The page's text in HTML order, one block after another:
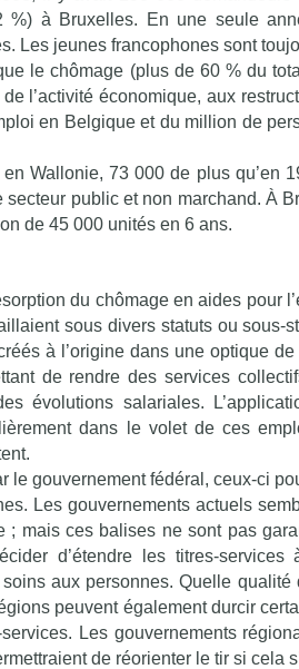
à Bruxelles. En une seule
Les jeunes francophones sont
le chômage (plus de 60 % du
l’activité économique, aux
en Belgique et du million de
Wallonie, 73 000 de plus qu’en
public et non marchand. À
de 45 000 unités en 6 ans.
du chômage en aides pour
sous divers statuts ou sous-
à l’origine dans une optique de
de rendre des services
évolutions salariales.
dans le volet de ces
le gouvernement fédéral, ceux-ci
Les gouvernements actuels
mais ces balises ne sont pas
d’étendre les titres-services
aux personnes. Quelle
peuvent également durcir
Les gouvernements
de réorienter le tir si cela